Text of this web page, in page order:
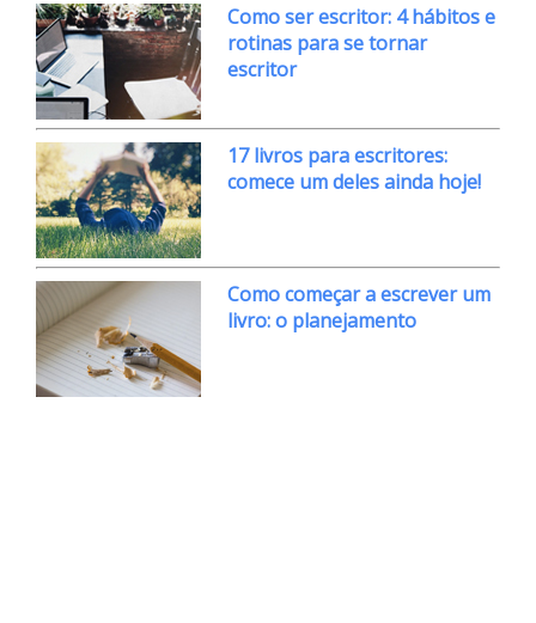
Como ser escritor: 4 hábitos e
rotinas para se tornar
escritor
17 livros para escritores:
comece um deles ainda hoje!
Como começar a escrever um
livro: o planejamento